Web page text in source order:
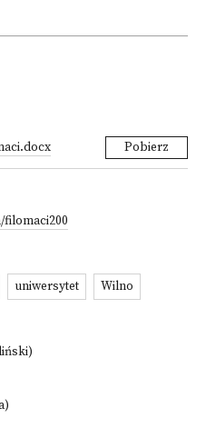
Pobierz
uniwersytet Wilno